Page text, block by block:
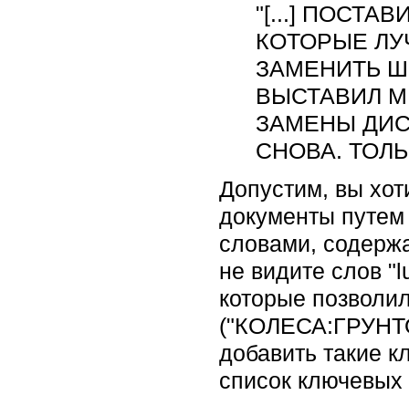
"[...]
КОТОРЫЕ
ЗАМЕНИТЬ
ВЫСТАВИЛ
ЗАМЕНЫ
СНОВА.
Допустим, вы
документы
словами,
не видите слов
которые
добавить такие
список ключевых